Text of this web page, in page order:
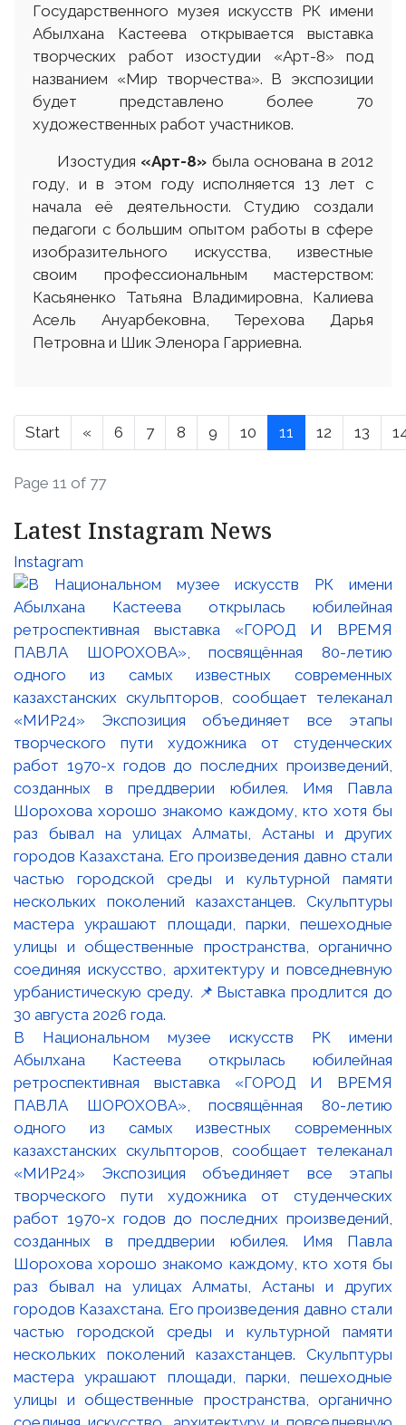
Государственного музея искусств РК имени
Абылхана Кастеева открывается выставка
творческих работ изостудии «Арт-8» под
названием «Мир творчества». В экспозиции
будет представлено более 70
художественных работ участников.
Изостудия «Арт-8» была основана в 2012
году, и в этом году исполняется 13 лет с
начала её деятельности. Студию создали
педагоги с большим опытом работы в сфере
изобразительного искусства, известные
своим профессиональным мастерством:
Касьяненко Татьяна Владимировна, Калиева
Асель Ануарбековна, Терехова Дарья
Петровна и Шик Эленора Гарриевна.
Start « 6 7 8 9 10 11 12 13
Page 11 of 77
Latest Instagram News
Instagram
В Национальном музее искусств РК имени
Абылхана Кастеева открылась юбилейная
ретроспективная выставка «ГОРОД И ВРЕМЯ
ПАВЛА ШОРОХОВА», посвящённая 80-летию
одного из самых известных современных
казахстанских скульпторов, сообщает телеканал
«МИР24» Экспозиция объединяет все этапы
творческого пути художника от студенческих
работ 1970-х годов до последних произведений,
созданных в преддверии юбилея. Имя Павла
Шорохова хорошо знакомо каждому, кто хотя бы
раз бывал на улицах Алматы, Астаны и других
городов Казахстана. Его произведения давно стали
частью городской среды и культурной памяти
нескольких поколений казахстанцев. Скульптуры
мастера украшают площади, парки, пешеходные
улицы и общественные пространства, органично